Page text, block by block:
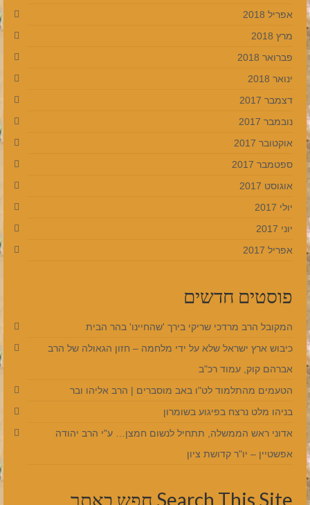
אפריל 2018
מרץ 2018
פברואר 2018
ינואר 2018
דצמבר 2017
נובמבר 2017
אוקטובר 2017
ספטמבר 2017
אוגוסט 2017
יולי 2017
יוני 2017
אפריל 2017
פוסטים חדשים
המקובל הרב מרדכי שריקי בירך 'שהחיינו' בהר הבית
כיבוש ארץ ישראל שלא על ידי מלחמה – חזון הגאולה של הרב
אברהם קוק, עמוד רכ"ב
הטעמים מהתלמוד לט"ו באב מוסברים | הרב אליהו ובר
בניהו מלט נרצח בפיגוע בשומרון
אדוני ראש הממשלה, תתחיל לנשום חמצן… ע"י הרב יהודה
אפשטיין – יו"ר קדושת ציון
Search This Site חפש באתר